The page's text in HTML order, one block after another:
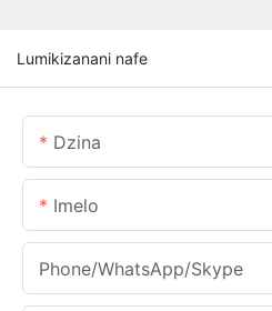
Lumikizanani nafe
Dzina
Imelo
Phone/WhatsApp/Skype